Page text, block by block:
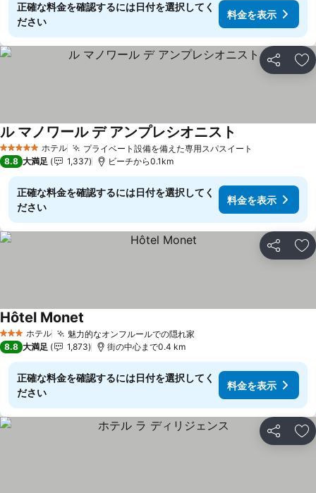
正確な料金を確認するには日付を選択してく
ださい
料金を表示
シェア お
5 ホテルのランク
ホテル プライベート設備を備えた専用スパスイート
ル マノワール デ アンプレシオニスト
8.8 大満足 1,337 ビーチから0.1km
正確な料金を確認するには日付を選択してく
ださい
料金を表示
シェア お
3 ホテルのランク
ホテル 魅力的なオンフルールでの隠れ家
Hôtel Monet
8.8 大満足 1,873 街の中心まで0.4 km
正確な料金を確認するには日付を選択してく
ださい
料金を表示
シェア お